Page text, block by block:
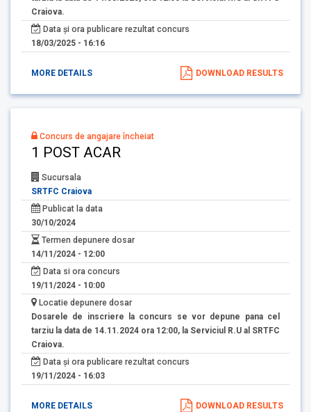
Craiova.
Data și ora publicare rezultat concurs
18/03/2025 - 16:16
MORE DETAILS DOWNLOAD RESULTS
Concurs de angajare încheiat
1 POST ACAR
Sucursala
SRTFC Craiova
Publicat la data
30/10/2024
Termen depunere dosar
14/11/2024 - 12:00
Data si ora concurs
19/11/2024 - 10:00
Locatie depunere dosar
Dosarele de inscriere la concurs se vor depune pana cel
tarziu la data de 14.11.2024 ora 12:00, la Serviciul R.U al SRTFC
Craiova.
Data și ora publicare rezultat concurs
19/11/2024 - 16:03
MORE DETAILS DOWNLOAD RESULTS